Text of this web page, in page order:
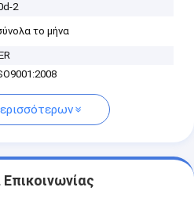
2
το μήνα
Επικοινωνίας